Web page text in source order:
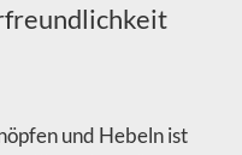
und Hebeln ist